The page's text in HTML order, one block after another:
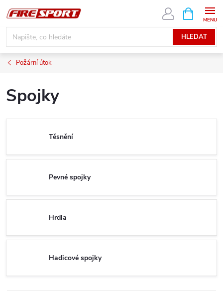
na
obsah
HLEDAT
NÁKUPNÍ
KOŠÍK
Požární útok
Spojky
Těsnění
Pevné spojky
Hrdla
Hadicové spojky